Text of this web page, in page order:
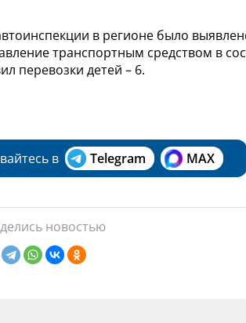
в регионе было
транспортным средством в
перевозки детей – 6.
в Telegram MAX
новостью